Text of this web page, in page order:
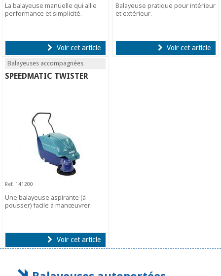
La balayeuse manuelle qui allie
performance et simplicité.
Voir cet article
Balayeuse pratique pour intérieur
et extérieur.
Voir cet article
Balayeuses accompagnées
SPEEDMATIC TWISTER
Ref. 141200
Une balayeuse aspirante (à
pousser) facile à manœuvrer.
Voir cet article